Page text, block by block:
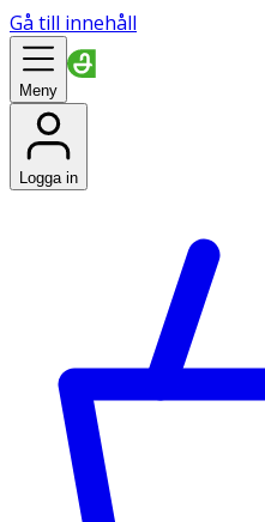
Gå till innehåll
Meny
Logga in